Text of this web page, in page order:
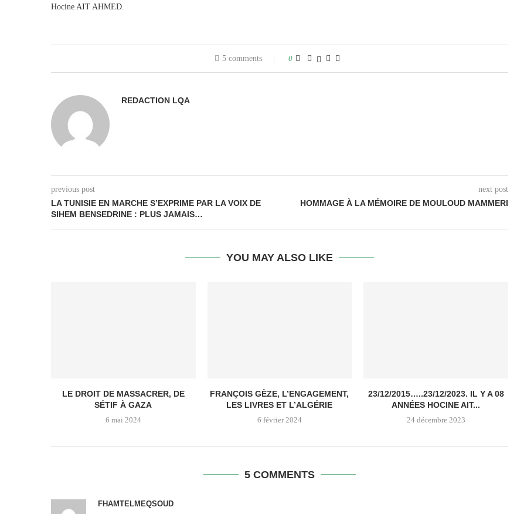
Hocine AIT AHMED.
5 comments 0
REDACTION LQA
previous post
LA TUNISIE EN MARCHE S’EXPRIME PAR LA VOIX DE
SIHEM BENSEDRINE : PLUS JAMAIS…
next post
HOMMAGE À LA MÉMOIRE DE MOULOUD MAMMERI
YOU MAY ALSO LIKE
LE DROIT DE MASSACRER, DE
SÉTIF À GAZA
6 mai 2024
FRANÇOIS GÈZE, L’ENGAGEMENT,
LES LIVRES ET L’ALGÉRIE
6 février 2024
23/12/2015…..23/12/2023. IL Y A 08
ANNÉES HOCINE AIT...
24 décembre 2023
5 COMMENTS
FHAMTELMEQSOUD